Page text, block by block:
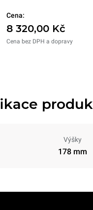
Cena:
8 320,00 Kč
Cena bez DPH a dopravy
Výšky
178 mm